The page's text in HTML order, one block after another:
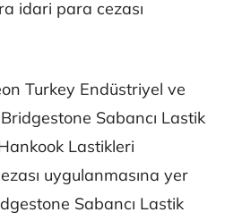
idari para cezası
Turkey Endüstriyel ve
Sabancı Lastik
Lastikleri
uygulanmasına yer
Sabancı Lastik